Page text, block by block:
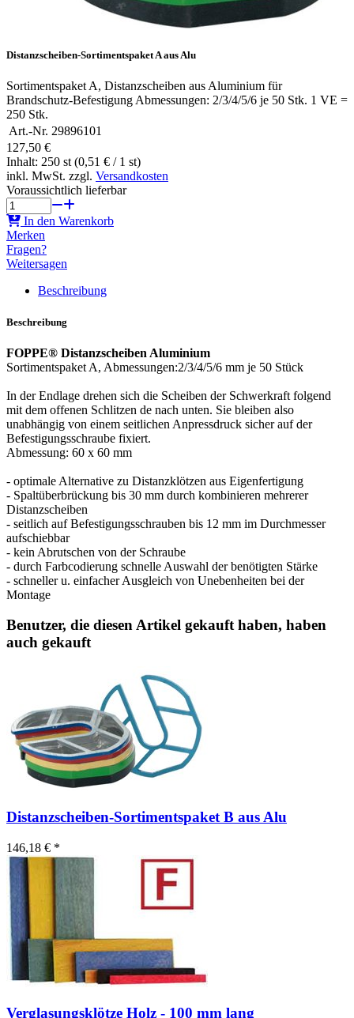
Distanzscheiben-Sortimentspaket A aus Alu
Sortimentspaket A, Distanzscheiben aus Aluminium für
Brandschutz-Befestigung Abmessungen: 2/3/4/5/6 je 50 Stk. 1 VE =
250 Stk.
Art.-Nr. 29896101
127,50 €
Inhalt: 250 st (0,51 € / 1 st)
inkl. MwSt. zzgl. Versandkosten
Voraussichtlich lieferbar
In den Warenkorb
Merken
Fragen?
Weitersagen
Beschreibung
Beschreibung
FOPPE® Distanzscheiben Aluminium
Sortimentspaket A, Abmessungen:2/3/4/5/6 mm je 50 Stück
In der Endlage drehen sich die Scheiben der Schwerkraft folgend
mit dem offenen Schlitzen de nach unten. Sie bleiben also
unabhängig von einem seitlichen Anpressdruck sicher auf der
Befestigungsschraube fixiert.
Abmessung: 60 x 60 mm
- optimale Alternative zu Distanzklötzen aus Eigenfertigung
- Spaltüberbrückung bis 30 mm durch kombinieren mehrerer
Distanzscheiben
- seitlich auf Befestigungsschrauben bis 12 mm im Durchmesser
aufschiebbar
- kein Abrutschen von der Schraube
- durch Farbcodierung schnelle Auswahl der benötigten Stärke
- schneller u. einfacher Ausgleich von Unebenheiten bei der
Montage
Benutzer, die diesen Artikel gekauft haben, haben
auch gekauft
Distanzscheiben-Sortimentspaket B aus Alu
146,18 € *
Verglasungsklötze Holz - 100 mm lang